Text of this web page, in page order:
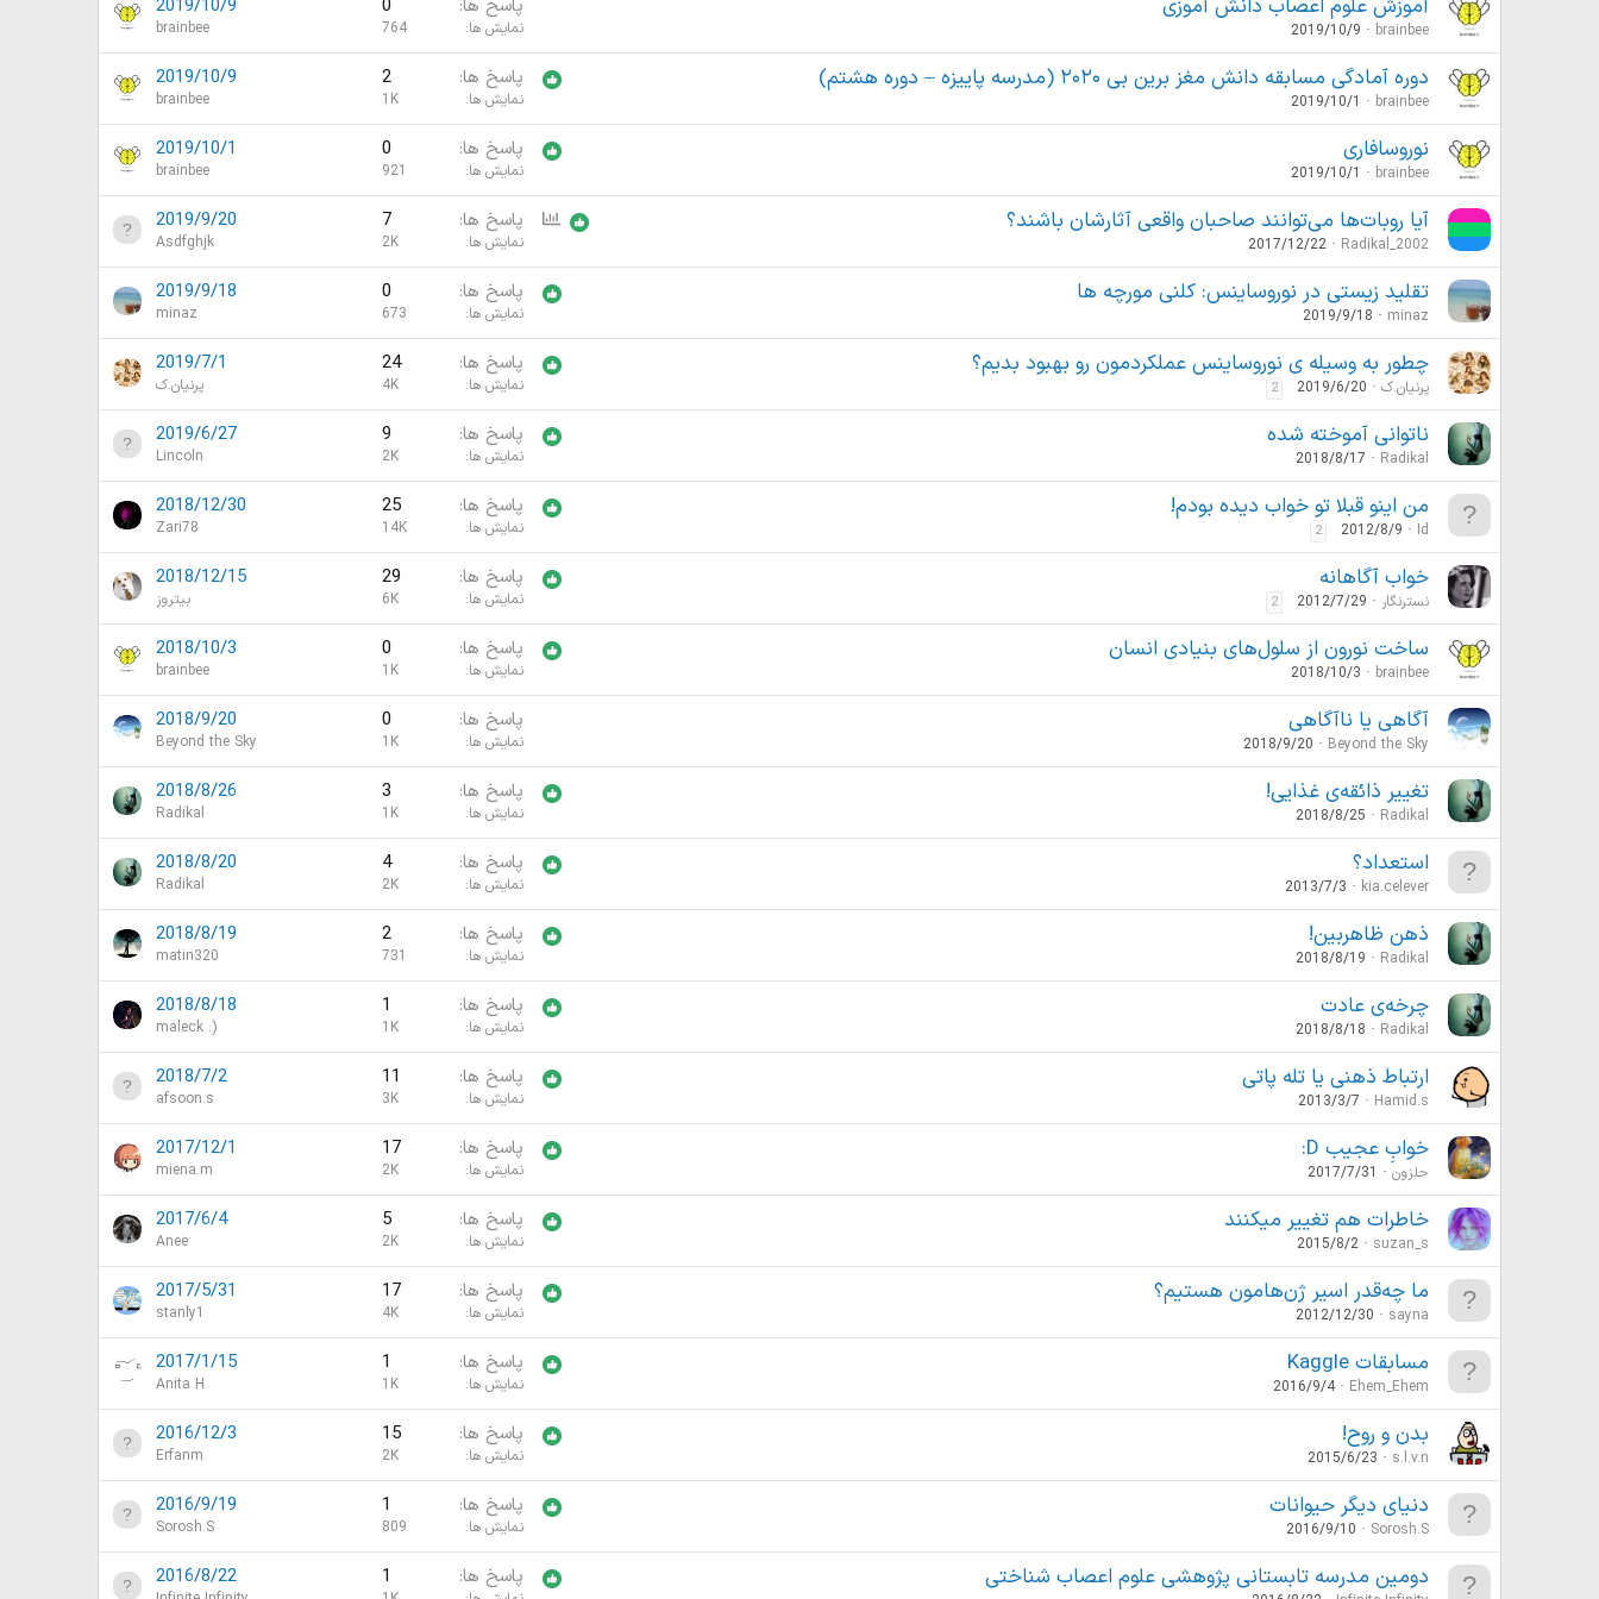
آموزش علوم اعصاب دانش آموزی
brainbee
2019/10/9
پاسخ ها 0
نمایش ها 764
2019/10/9
brainbee
دوره‌ آمادگی مسابقه دانش مغز برین بی ۲۰۲۰ (مدرسه پاییزه – دوره هشتم)
brainbee
2019/10/1
پاسخ ها 2
نمایش ها 1K
2019/10/9
brainbee
نوروسافاری
brainbee
2019/10/1
پاسخ ها 0
نمایش ها 921
2019/10/1
brainbee
ن
ر
س
ج
ی
آیا روبات‌ها می‌توانند صاحبان واقعی آثارشان باشند؟
Radikal_2002
2017/12/22
پاسخ ها 7
نمایش ها 2K
2019/9/20
Asdfghjk
تقلید زیستی در نوروساینس: کلنی مورچه ها
minaz
2019/9/18
پاسخ ها 0
نمایش ها 673
2019/9/18
minaz
چطور به وسیله ی نوروساینس عملکردمون رو بهبود بدیم؟
پرنیان.ک 2019/6/20
2
پاسخ ها 24
نمایش ها 4K
2019/7/1
پرنیان.ک
ناتوانی آموخته شده
Radikal
2018/8/17
پاسخ ها 9
نمایش ها 2K
2019/6/27
Lincoln
من اینو قبلا تو خواب دیده بودم!
Id
2012/8/9
2
پاسخ ها 25
نمایش ها 14K
2018/12/30
Zari78
خواب آگاهانه
نسترنگار 2012/7/29
2
پاسخ ها 29
نمایش ها 6K
2018/12/15
بیتروز
ساخت نورون از سلول‌های بنیادی انسان
brainbee
2018/10/3
پاسخ ها 0
نمایش ها 1K
2018/10/3
brainbee
آگاهی یا ناآگاهی
Beyond the Sky
2018/9/20
پاسخ ها 0
نمایش ها 1K
2018/9/20
Beyond the Sky
تغییر ذائقه‌ی غذایی!
Radikal
2018/8/25
پاسخ ها 3
نمایش ها 1K
2018/8/26
Radikal
استعداد؟
kia.celever
2013/7/3
پاسخ ها 4
نمایش ها 2K
2018/8/20
Radikal
ذهن ظاهربین!
Radikal
2018/8/19
پاسخ ها 2
نمایش ها 731
2018/8/19
matin320
چرخه‌ی عادت
Radikal
2018/8/18
پاسخ ها 1
نمایش ها 1K
2018/8/18
maleck :)
ارتباط ذهنی یا تله پاتی
Hamid.s
2013/3/7
پاسخ ها 11
نمایش ها 3K
2018/7/2
afsoon.s
خوابِ عجیب D:
حلزون 2017/7/31
پاسخ ها 17
نمایش ها 2K
2017/12/1
miena.m
خاطرات هم تغییر میکنند
suzan_s
2015/8/2
پاسخ ها 5
نمایش ها 2K
2017/6/4
Anee
ما چه‌قدر اسیر ژن‌هامون هستیم؟
sayna
2012/12/30
پاسخ ها 17
نمایش ها 4K
2017/5/31
stanly1
مسابقات Kaggle
Ehem_Ehem
2016/9/4
پاسخ ها 1
نمایش ها 1K
2017/1/15
Anita H
بدن و روح!
s.l.v.n
2015/6/23
پاسخ ها 15
نمایش ها 2K
2016/12/3
Erfanm
دنیای دیگر حیوانات
Sorosh.S
2016/9/10
پاسخ ها 1
نمایش ها 809
2016/9/19
Sorosh.S
دومین مدرسه تابستانی پژوهشی علوم اعصاب شناختی پاسخ ها 1
2016/8/22